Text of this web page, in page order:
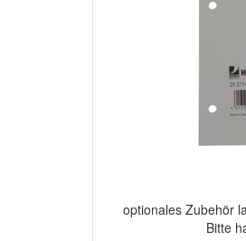
optionales Zubehör
Bitte